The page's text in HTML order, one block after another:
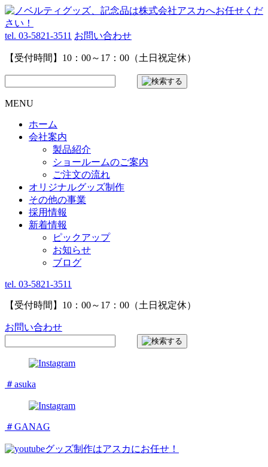
tel. 03-5821-3511 お問い合わせ
【受付時間】10：00～17：00（土日祝定休）
MENU
ホーム
会社案内
製品紹介
ショールームのご案内
ご注文の流れ
オリジナルグッズ制作
その他の事業
採用情報
新着情報
ピックアップ
お知らせ
ブログ
tel. 03-5821-3511
【受付時間】10：00～17：00（土日祝定休）
お問い合わせ
＃asuka
＃GANAG
グッズ制作はアスカにお任せ！